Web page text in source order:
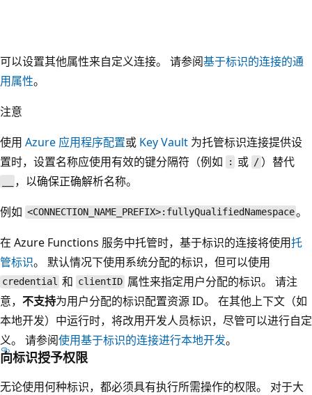
可以设置其他属性来自定义连接。 请参阅基于标识的连接的通
用属性。
注意
使用 Azure 应用程序配置或 Key Vault 为托管标识连接提供设
置时，设置名称应使用有效的键分隔符（例如
: 或 /）替代
，以确保正确解析名称。
例如 <CONNECTION_NAME_PREFIX>:fullyQualifiedNamespace。
在 Azure Functions 服务中托管时，基于标识的连接将使用托
管标识。 默认情况下使用系统分配的标识，但可以使用
credential 和 clientID 属性来指定用户分配的标识。 请注
意， 不支持为用户分配的标识配置资源 ID。 在其他上下文（如
本地开发）中运行时，将改用开发人员标识，尽管可以进行自定
义。 请参阅使用基于标识的连接进行本地开发。
向标识授予权限
无论使用何种标识，都必须具有执行所需操作的权限。 对于大